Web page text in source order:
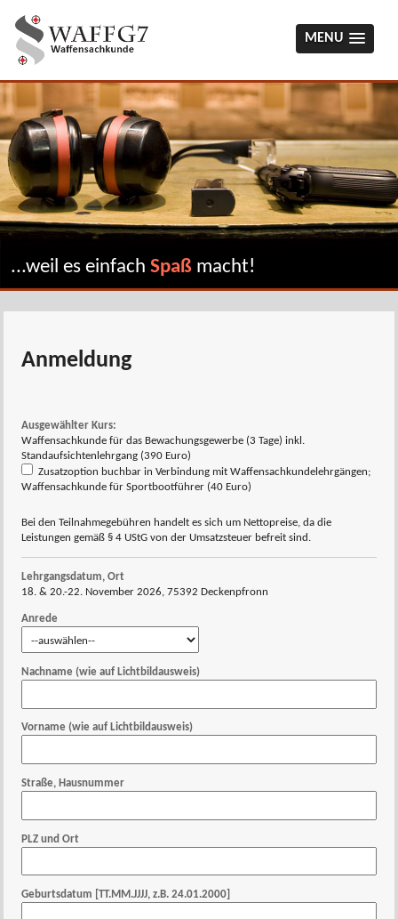
MENU
...weil es einfach Spaßmacht!
Anmeldung
Ausgewählter Kurs:
Waffensachkunde für das Bewachungsgewerbe (3 Tage) inkl.
Standaufsichtenlehrgang (390 Euro)
Zusatzoption buchbar in Verbindung mit Waffensachkundelehrgängen;
Waffensachkunde für Sportbootführer (40 Euro)
Bei den Teilnahmegebühren handelt es sich um Nettopreise, da die
Leistungen gemäß § 4 UStG von der Umsatzsteuer befreit sind.
Lehrgangsdatum, Ort
18. & 20.-22. November 2026, 75392 Deckenpfronn
Anrede
Nachname (wie auf Lichtbildausweis)
Vorname (wie auf Lichtbildausweis)
Straße, Hausnummer
PLZ und Ort
Geburtsdatum [TT.MM.JJJJ, z.B. 24.01.2000]